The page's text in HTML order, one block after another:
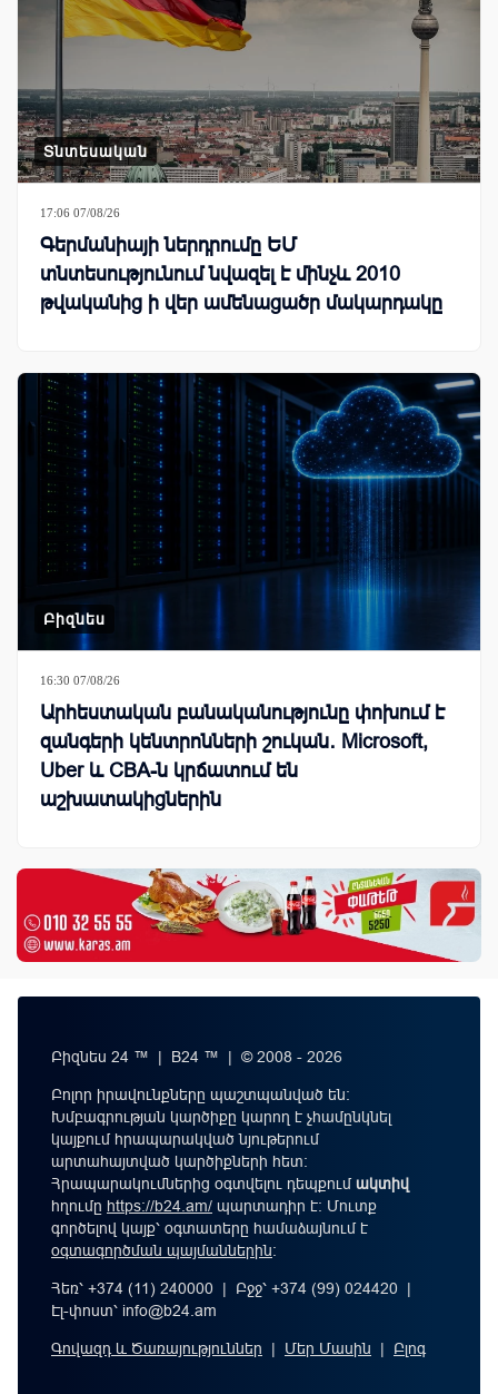
Տնտեսական
17:06 07/08/26
Գերմանիայի ներդրումը ԵՄ
տնտեսությունում նվազել է մինչև 2010
թվականից ի վեր ամենացածր մակարդակը
Բիզնես
16:30 07/08/26
Արհեստական բանականությունը փոխում է
զանգերի կենտրոնների շուկան․ Microsoft,
Uber և CBA-ն կրճատում են
աշխատակիցներին
Բիզնես 24 ™ | B24 ™ | © 2008 - 2026
Բոլոր իրավունքները պաշտպանված են:
Խմբագրության կարծիքը կարող է չհամընկնել
կայքում հրապարակված նյութերում
արտահայտված կարծիքների հետ:
Հրապարակումներից օգտվելու դեպքումակտիվ
հղումը https://b24.am/ պարտադիր է: Մուտք
գործելով կայք՝ օգտատերը համաձայնում է
օգտագործման պայմաններին։
Հեռ՝ +374 (11) 240000 | Բջջ՝ +374 (99) 024420 |
Էլ-փոստ՝ info@b24.am
Գովազդ և Ծառայություններ | Մեր Մասին | Բլոգ